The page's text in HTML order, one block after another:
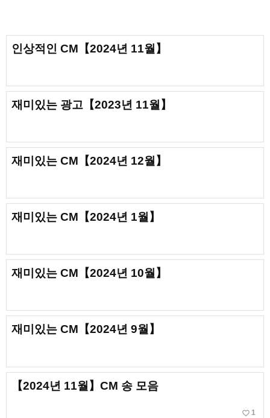
인상적인 CM【2024년 11월】
재미있는 광고【2023년 11월】
재미있는 CM【2024년 12월】
재미있는 CM【2024년 1월】
재미있는 CM【2024년 10월】
재미있는 CM【2024년 9월】
【2024년 11월】CM 송 모음
favorite_border 1